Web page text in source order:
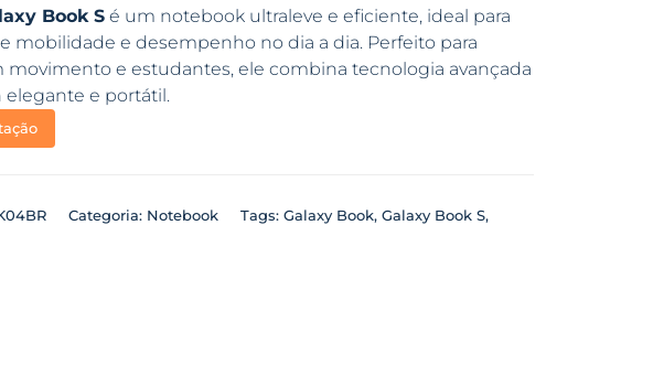
Book Sé um notebook ultraleve e eficiente, ideal para
mobilidade e desempenho no dia a dia. Perfeito para
movimento e estudantes, ele combina tecnologia avançada
e portátil.
Categoria: Notebook Tags: Galaxy Book, Galaxy Book S,